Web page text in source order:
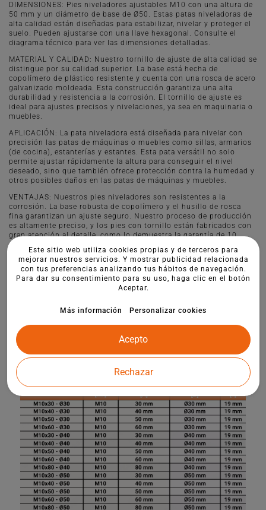
DIMENSIONES: Pies niveladores ajustables M10 con una altura de
50 mm y un diámetro de base de Ø50. Estas patas niveladoras de
alta calidad están diseñadas para estabilizar, nivelar y proteger el
suelo. Pueden ajustarse con una llave hexagonal. Consulte el
diagrama técnico para ver las dimensiones detalladas.
MATERIAL Y CALIDAD: Nuestro tornillo de ajuste de alta calidad se
distingue por su calidad superior. La base está hecha de
copolímero de plástico resistente y cuenta con una rosca de acero
galvanizado moldeada. Esta construcción garantiza una alta
durabilidad y resistencia a la corrosión. El tornillo de ajuste es
ideal para ajustes precisos y nivelaciones, ya sea en maquinaria o
muebles.
APLICACIÓN: La pata niveladora está diseñada para nivelar con
precisión las patas de máquinas o muebles como sillas, armarios
(de cocina), estanterías y estantes. Esta pata versátil no solo
permite ajustar rápidamente la altura para conseguir el nivel
deseado, sino que también ofrece protección contra la humedad y
otros posibles daños en las patas de máquinas y muebles.
VENTAJAS: Nuestros pies niveladores son resistentes a la
corrosión. La base robusta de copolímero y el husillo de rosca
fina garantizan un ajuste seguro. Nuestro proceso de producción
es altamente preciso, y los pies con tornillo están fabricados con
gran atención al detalle, como lo demuestra la garantía de 10
años.
Este sitio web utiliza cookies propias y de terceros para
mejorar nuestros servicios. Y mostrar publicidad relacionada
con tus preferencias analizando tus hábitos de navegación.
Para dar su consentimiento para su uso, haga clic en el botón
Aceptar.
Más información Personalizar cookies
Rechazar
Acepto